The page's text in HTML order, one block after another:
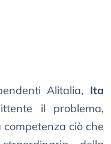
Alitalia, Ita
il problema,
ciò che